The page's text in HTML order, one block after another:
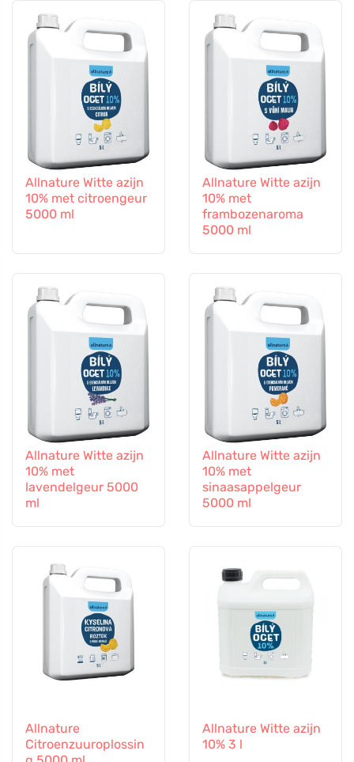
Allnature Witte azijn
10% met citroengeur
5000 ml
Allnature Witte azijn
10% met
frambozenaroma
5000 ml
Allnature Witte azijn
10% met
lavendelgeur 5000
ml
Allnature Witte azijn
10% met
sinaasappelgeur
5000 ml
Allnature
Citroenzuuroplossin
Allnature Witte azijn
10% 3 l